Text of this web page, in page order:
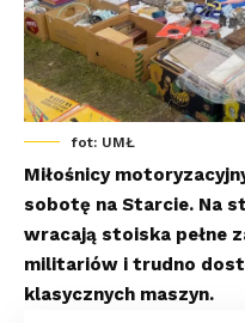
fot: UMŁ
Miłośnicy
sobotę na Starcie. Na
wracają stoiska pełne
militariów i trudno
klasycznych maszyn.